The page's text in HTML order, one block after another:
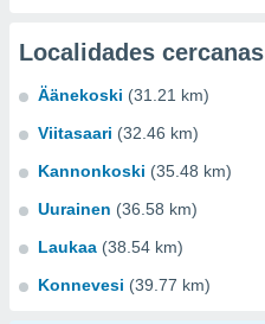
Localidades cercanas
Äänekoski (31.21 km)
Viitasaari (32.46 km)
Kannonkoski (35.48 km)
Uurainen (36.58 km)
Laukaa (38.54 km)
Konnevesi (39.77 km)